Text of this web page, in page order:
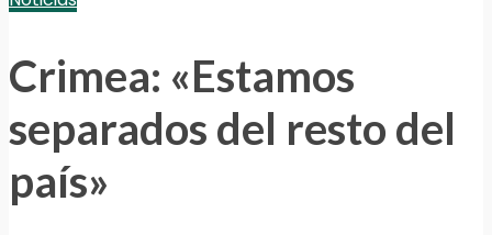
Crimea: «Estamos
separados del resto del
país»